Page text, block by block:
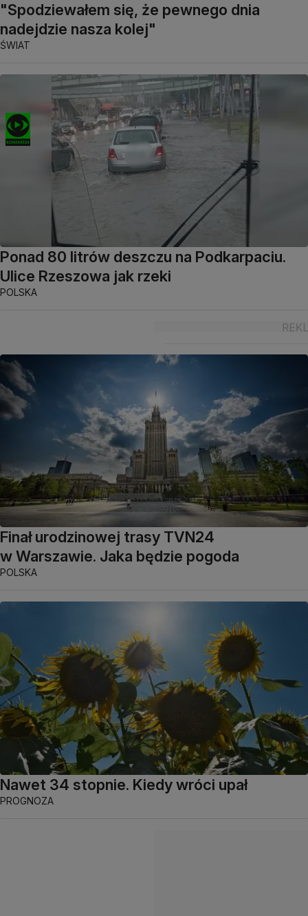
"Spodziewałem się, że pewnego dnia
nadejdzie nasza kolej"
ŚWIAT
Ponad 80 litrów deszczu na Podkarpaciu.
Ulice Rzeszowa jak rzeki
POLSKA
Finał urodzinowej trasy TVN24
w Warszawie. Jaka będzie pogoda
POLSKA
Nawet 34 stopnie. Kiedy wróci upał
PROGNOZA